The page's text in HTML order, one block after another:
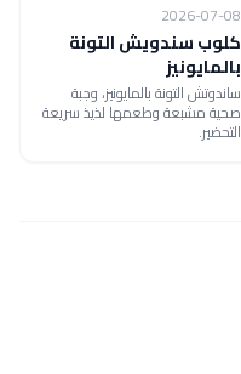
2026-07-08
كلوب سندويش التونة
بالمايونيز
ساندوتش التونة بالمايونيز، وجبة
صحية مشبعة وطعمها لذيذ سريعة
التحضير.